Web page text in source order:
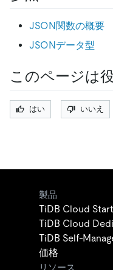
JSON関数の概要
JSONデータ型
このページは
はい いいえ
製品
TiDB Cloud
TiDB Cloud
TiDB Self-
価格
リソース